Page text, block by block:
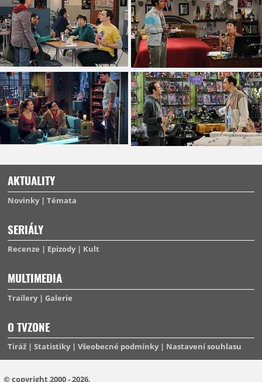
AKTUALITY
Novinky Témata
SERIÁLY
Recenze Epizody Kult
MULTIMEDIA
Trailery Galerie
O TVZONE
Tiráž Statistiky Všeobecné podmínky Nastavení souhlasu
© copyright 2000 - 2026.